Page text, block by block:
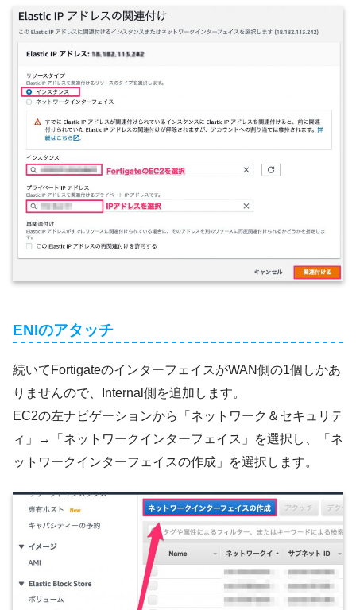
ENIのアタッチ
続いてFortigateのインターフェイスがWAN側の1個しかあ
りませんので、Internal側を追加します。
EC2の左ナビゲーションから「ネットワーク＆セキュリテ
ィ」→「ネットワークインターフェイス」を選択し、「ネ
ットワークインターフェイスの作成」を選択します。